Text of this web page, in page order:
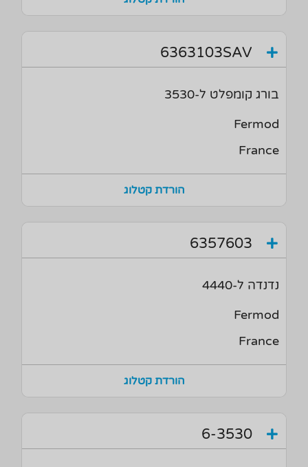
6363103SAV
בורג קומפלט ל-3530
Fermod
France
הורדת קטלוג
6357603
נדנדה ל-4440
Fermod
France
הורדת קטלוג
6-3530